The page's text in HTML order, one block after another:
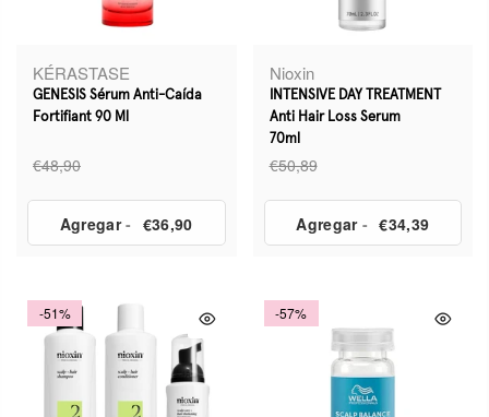
KÉRASTASE
GENESIS Sérum Anti-Caída
Fortifiant 90 Ml
€48,90
Agregar- €36,90
Nioxin
INTENSIVE DAY TREATMENT
Anti Hair Loss Serum
70ml
€50,89
Agregar- €34,39
-51% -57%